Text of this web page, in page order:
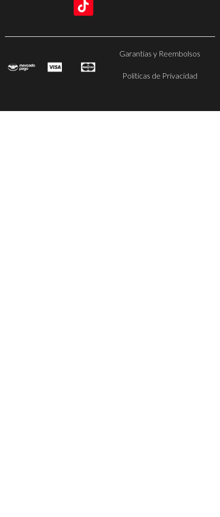
Garantias y Reembolsos
Politicas de Privacidad